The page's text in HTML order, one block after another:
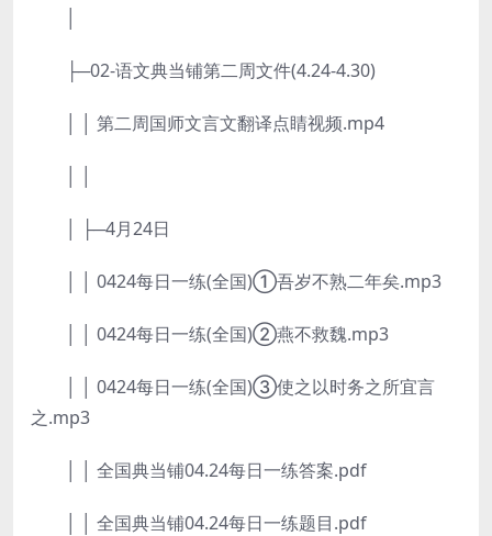
├─02-语文典当铺第二周文件(4.24-4.30)
│ │ 第二周国师文言文翻译点睛视频.mp4
│ ├─4月24日
│ │ 0424每日一练(全国)①吾岁不熟二年矣.mp3
│ │ 0424每日一练(全国)②燕不救魏.mp3
│ │ 0424每日一练(全国)③使之以时务之所宜言
之.mp3
│ │ 全国典当铺04.24每日一练答案.pdf
│ │ 全国典当铺04.24每日一练题目.pdf